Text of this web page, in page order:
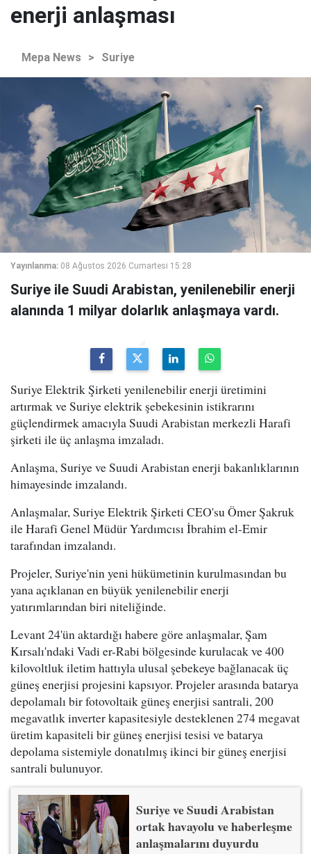
enerji anlaşması
Mepa News > Suriye
Yayınlanma: 08 Ağustos 2026 Cumartesi 15:28
Suriye ile Suudi Arabistan, yenilenebilir enerji
alanında 1 milyar dolarlık anlaşmaya vardı.
Suriye Elektrik Şirketi yenilenebilir enerji üretimini
artırmak ve Suriye elektrik şebekesinin istikrarını
güçlendirmek amacıyla Suudi Arabistan merkezli Harafi
şirketi ile üç anlaşma imzaladı.
Anlaşma, Suriye ve Suudi Arabistan enerji bakanlıklarının
himayesinde imzalandı.
Anlaşmalar, Suriye Elektrik Şirketi CEO'su Ömer Şakruk
ile Harafi Genel Müdür Yardımcısı İbrahim el-Emir
tarafından imzalandı.
Projeler, Suriye'nin yeni hükümetinin kurulmasından bu
yana açıklanan en büyük yenilenebilir enerji
yatırımlarından biri niteliğinde.
Levant 24'ün aktardığı habere göre anlaşmalar, Şam
Kırsalı'ndaki Vadi er-Rabi bölgesinde kurulacak ve 400
kilovoltluk iletim hattıyla ulusal şebekeye bağlanacak üç
güneş enerjisi projesini kapsıyor. Projeler arasında batarya
depolamalı bir fotovoltaik güneş enerjisi santrali, 200
megavatlık inverter kapasitesiyle desteklenen 274 megavat
üretim kapasiteli bir güneş enerjisi tesisi ve batarya
depolama sistemiyle donatılmış ikinci bir güneş enerjisi
santrali bulunuyor.
Suriye ve Suudi Arabistan
ortak havayolu ve haberleşme
anlaşmalarını duyurdu